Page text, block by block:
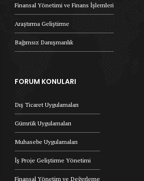
Finansal Yönetimi ve Finans İşlemleri
Araştırma Geliştirme
Bağımsız Danışmanlık
FORUM KONULARI
Dış Ticaret Uygulamaları
Gümrük Uygulamaları
Muhasebe Uygulamaları
İş Proje Geliştirme Yönetimi
Finansal Yönetim ve Değerleme